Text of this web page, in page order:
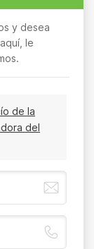
y desea
le
de la
del